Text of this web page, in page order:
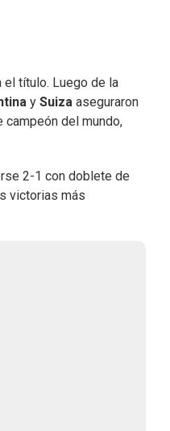
el título. Luego de la
y Suiza aseguraron
del mundo,
2-1 con doblete de
victorias más